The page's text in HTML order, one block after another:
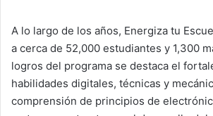
A lo largo de los años, Energiza tu
a cerca de 52,000 estudiantes y 1,300
logros del programa se destaca el
habilidades digitales, técnicas y
comprensión de principios de